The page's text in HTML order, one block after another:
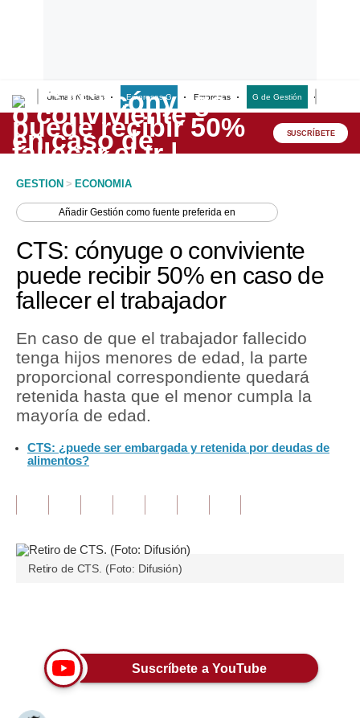
Últimas Noticias Empresas G Empresas G de Gestión
Lo último
Peru Quiosco
Economía
Mercados
Política
Tu Dinero
Finanzas Personales
Inmobiliarias
Opinión
Editorial
Tendencias
Lujo
Viajes
SUSCRÍBETE
GESTION > ECONOMIA
AñadirGestión como fuente preferida en
CTS: cónyuge o conviviente
puede recibir 50% en caso de
fallecer el trabajador
En caso de que el trabajador fallecido
tenga hijos menores de edad, la parte
proporcional correspondiente quedará
retenida hasta que el menor cumpla la
mayoría de edad.
CTS: ¿puede ser embargada y retenida por deudas de
alimentos?
Retiro de CTS. (Foto: Difusión)
Suscríbete a YouTube